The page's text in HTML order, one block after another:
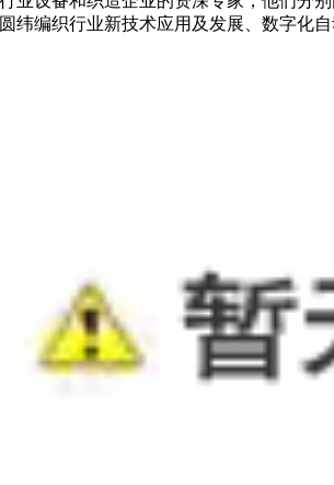
编织行业新技术应用及发展、数字化